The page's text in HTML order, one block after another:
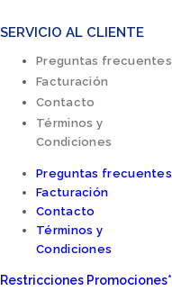
SERVICIO AL CLIENTE
Preguntas frecuentes
Facturación
Contacto
Términos y
Condiciones
Preguntas frecuentes
Facturación
Contacto
Términos y
Condiciones
Restricciones Promociones*